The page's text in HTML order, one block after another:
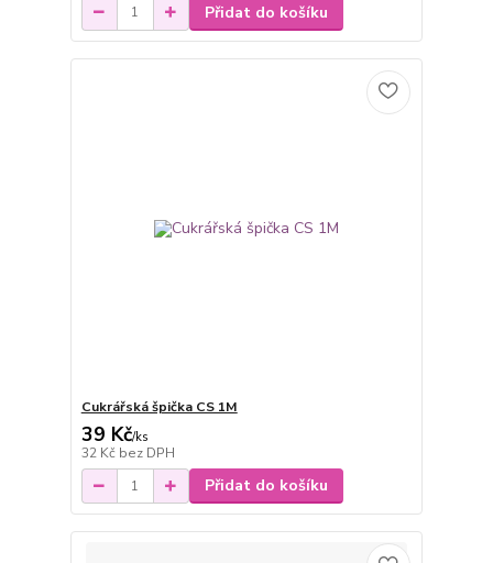
Přidat do košíku
Cukrářská špička CS 1M
39 Kč/ks
32 Kč bez DPH
Přidat do košíku